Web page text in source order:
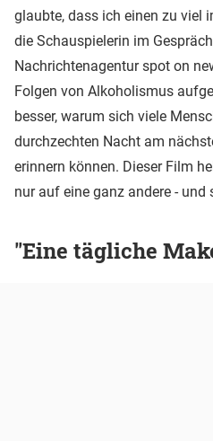
glaubte, dass ich einen zu viel
die Schauspielerin im
Nachrichtenagentur spot on
Folgen von Alkoholismus
besser, warum sich viele
durchzechten Nacht am
erinnern können. Dieser Film
nur auf eine ganz andere - und
"Eine tägliche